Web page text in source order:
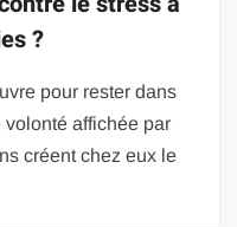
?
pour rester dans
volonté affichée par
créent chez eux le